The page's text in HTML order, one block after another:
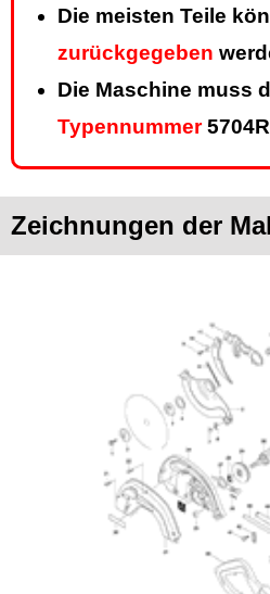
Die meisten Teile
zurückgegeben
Die Maschine muss
Typennummer
Zeichnungen der